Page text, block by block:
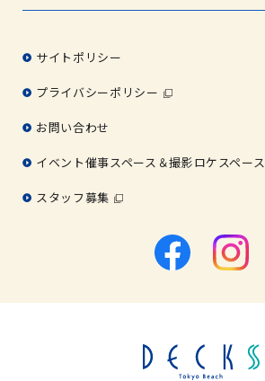
サイトポリシー
プライバシーポリシー
お問い合わせ
イベント催事スペース＆撮影ロケスペー
スタッフ募集